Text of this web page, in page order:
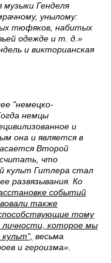
Генделя
унылому:
тюфяков, набитых
одежде и т. д.»
и викторианская
"немецко-
немцы
и
она и является в
Второй
что
культ Гитлера стал
развязывания. Ко
событий
также
тому
личности, которое мы
весьма
и героизма».